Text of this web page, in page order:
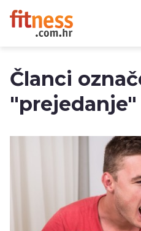
Članci
"prejedanje"